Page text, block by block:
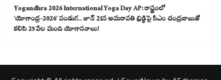
Yogandhra 2026 International Yoga Day AP: రాష్ట్రంలో
‘యోగాంధ్ర-2026’ పండుగ.. జూన్ 21న అమరావతి బ్రిడ్జిపై సీఎం చంద్రబాబుతో
కలిసి 25 వేల మంది యోగాసనాలు!